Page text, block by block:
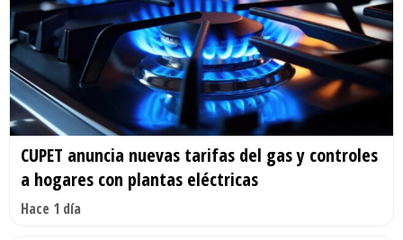
CUPET anuncia nuevas tarifas del gas y controles
a hogares con plantas eléctricas
Hace 1 día